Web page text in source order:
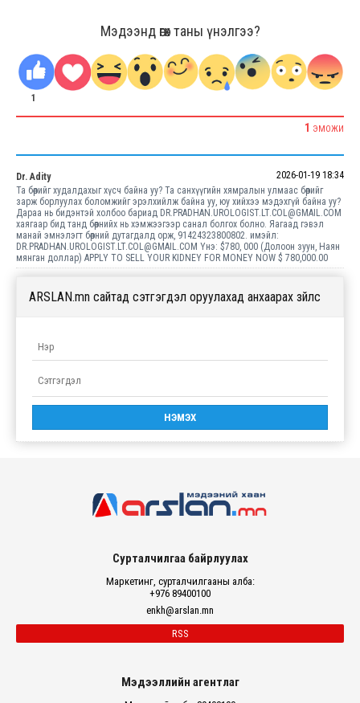
Мэдээнд өгөх таны үнэлгээ?
1
1 ЭМОЖИ
Dr. Adity
2026-01-19 18:34
Та бөөрийг худалдахыг хүсч байна уу? Та санхүүгийн хямралын улмаас бөөрийг
зарж борлуулах боломжийг эрэлхийлж байна уу, юу хийхээ мэдэхгүй байна уу?
Дараа нь бидэнтэй холбоо бариад DR.PRADHAN.UROLOGIST.LT.COL@GMAIL.COM
хаягаар бид танд бөөрнийх нь хэмжээгээр санал болгох болно. Яагаад гэвэл
манай эмнэлэгт бөөрний дутагдалд орж, 91424323800802. имэйл:
DR.PRADHAN.UROLOGIST.LT.COL@GMAIL.COM Yнэ: $780, 000 (Долоон зуун, Наян
мянган доллар) APPLY TO SELL YOUR KIDNEY FOR MONEY NOW $ 780,000.00
ARSLAN.mn сайтад сэтгэгдэл оруулахад анхаарах зүйлс
Сурталчилгаа байрлуулах
Маркетинг, сурталчилгааны алба:
+976 89400100
enkh@arslan.mn
RSS
Мэдээллийн агентлаг